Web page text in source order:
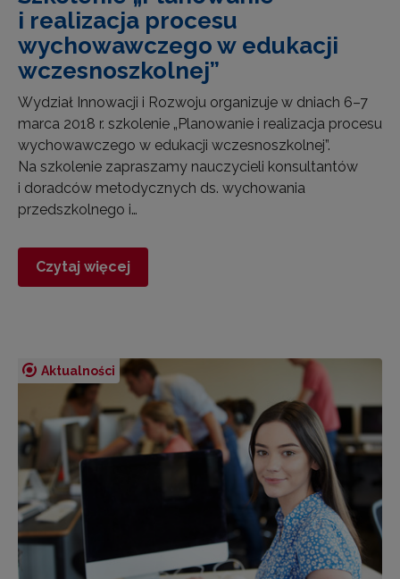
i realizacja procesu
wychowawczego w edukacji
wczesnoszkolnej”
Wydział Innowacji i Rozwoju organizuje w dniach 6–7
marca 2018 r. szkolenie „Planowanie i realizacja procesu
wychowawczego w edukacji wczesnoszkolnej”.
Na szkolenie zapraszamy nauczycieli konsultantów
i doradców metodycznych ds. wychowania
przedszkolnego i…
Czytaj więcej
Aktualności